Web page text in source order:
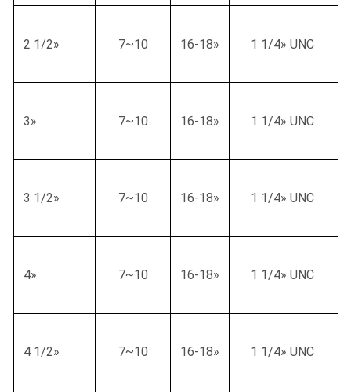
2 1/2» 7~10 16-18» 1 1/4» UNC
3» 7~10 16-18» 1 1/4» UNC
3 1/2» 7~10 16-18» 1 1/4» UNC
4» 7~10 16-18» 1 1/4» UNC
4 1/2» 7~10 16-18» 1 1/4» UNC